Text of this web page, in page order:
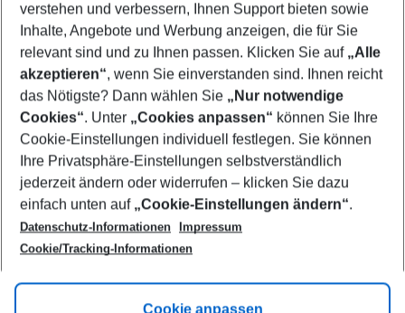
Footer
Footer navigation
Über uns
AGB
Cookie-Einstellungen ändern
Cookie-Richtlinie
Datenschutz
Service & Hilfe
Barrierefreies Reisen
Check-in
Flugbeschränkungen
Folgen Sie uns
verstehen und verbessern, Ihnen Support bieten sowie
Inhalte, Angebote und Werbung anzeigen, die für Sie
relevant sind und zu Ihnen passen. Klicken Sie auf „Alle
akzeptieren“, wenn Sie einverstanden sind. Ihnen reicht
das Nötigste? Dann wählen Sie „Nur notwendige
Cookies“. Unter „Cookies anpassen“ können Sie Ihre
Cookie-Einstellungen individuell festlegen. Sie können
Ihre Privatsphäre-Einstellungen selbstverständlich
jederzeit ändern oder widerrufen – klicken Sie dazu
einfach unten auf „Cookie-Einstellungen ändern“.
Datenschutz-Informationen
Impressum
Cookie/Tracking-Informationen
Cookie anpassen